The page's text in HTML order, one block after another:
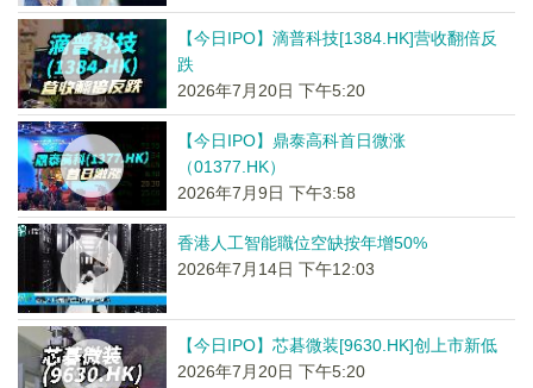
【今日IPO】滴普科技[1384.HK]营收翻倍反
跌
2026年7月20日 下午5:20
【今日IPO】鼎泰高科首日微涨
（01377.HK）
2026年7月9日 下午3:58
香港人工智能職位空缺按年增50%
2026年7月14日 下午12:03
【今日IPO】芯碁微装[9630.HK]创上市新低
2026年7月20日 下午5:20